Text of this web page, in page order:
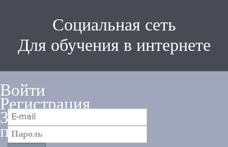
Социальная сеть
Для обучения в интернете
Войти
Регистрация
Забыли
пароль